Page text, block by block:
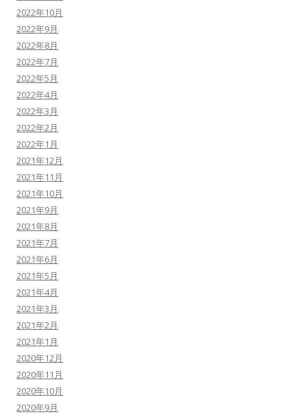
2022年10月
2022年9月
2022年8月
2022年7月
2022年5月
2022年4月
2022年3月
2022年2月
2022年1月
2021年12月
2021年11月
2021年10月
2021年9月
2021年8月
2021年7月
2021年6月
2021年5月
2021年4月
2021年3月
2021年2月
2021年1月
2020年12月
2020年11月
2020年10月
2020年9月